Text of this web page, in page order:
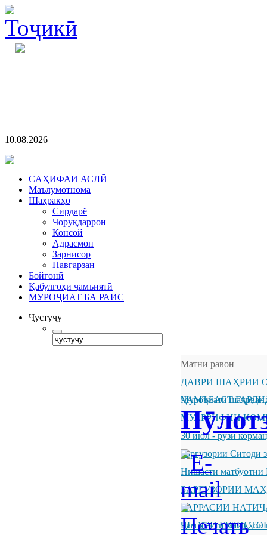
10.08.2026
CАҲИФАИ АСЛӢ
Маълумотнома
Шаҳракҳо
Сирдарё
Чоруқдаррон
Консой
Адрасмон
Зарнисор
Навгарзан
Бойгонӣ
Қабулгоҳи ҷамъиятӣ
МУРОҶИАТ БА РАИС
Ҷустуҷӯ
Матни равон
ДАВРИ ШАҲРИИ
ҶАМЪБАСТ
Муроҷиати
МУАРРИФИИ
30 июл - рӯзи
Баргузории Ситоди
Нишасти матбуотии
БАРГУЗОРИИ
БАРРАСИИ
ШАҲРИ
Ҷамъбасти машқҳои